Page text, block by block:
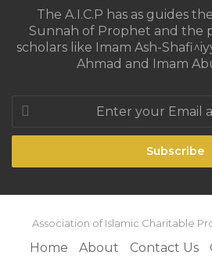
The A.I.C.P has as guides
Sunnah of Prophet and the
scholars like Imam Ash-
Ahmad and Imam
Enter
your
Email
Association of Islamic Charitable
Home About Contact Us